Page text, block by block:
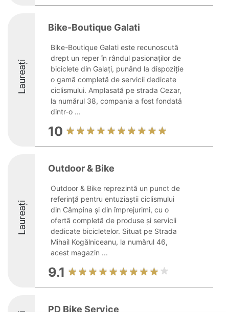
Laureați
Bike-Boutique Galati
Bike-Boutique Galati este recunoscută
drept un reper în rândul pasionaților de
biciclete din Galați, punând la dispoziție
o gamă completă de servicii dedicate
ciclismului. Amplasată pe strada Cezar,
la numărul 38, compania a fost fondată
dintr-o ...
10
Laureați
Outdoor & Bike
Outdoor & Bike reprezintă un punct de
referință pentru entuziaștii ciclismului
din Câmpina și din împrejurimi, cu o
ofertă completă de produse și servicii
dedicate bicicletelor. Situat pe Strada
Mihail Kogălniceanu, la numărul 46,
acest magazin ...
9.1
PD Bike Service